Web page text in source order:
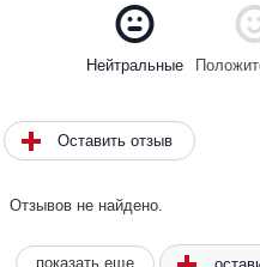
Нейтральные
Оставить отзыв
Отзывов не найдено.
показать еще